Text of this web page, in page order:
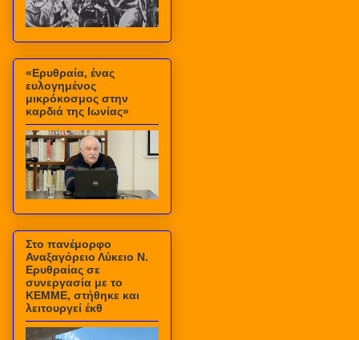
«Ερυθραία, ένας
ευλογημένος
μικρόκοσμος στην
καρδιά της Ιωνίας»
Στο πανέμορφο
Αναξαγόρειο Λύκειο Ν.
Ερυθραίας σε
συνεργασία με το
ΚΕΜΜΕ, στήθηκε και
λειτουργεί έκθ